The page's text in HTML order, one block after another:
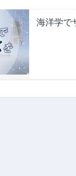
海洋学で